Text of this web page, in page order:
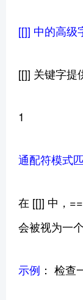
[[]] 中的高级
[[]] 关键字提
1
通配符模式
在 [[]] 中，
会被视为一
示例 ： 检查